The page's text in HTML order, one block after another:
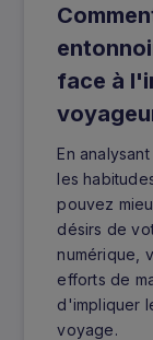
face à
En
les
pouvez
désirs de
numérique,
efforts de
d'impliquer
voyage.